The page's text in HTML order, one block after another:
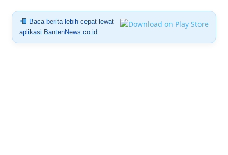
Baca berita lebih cepat lewat
aplikasi BantenNews.co.id